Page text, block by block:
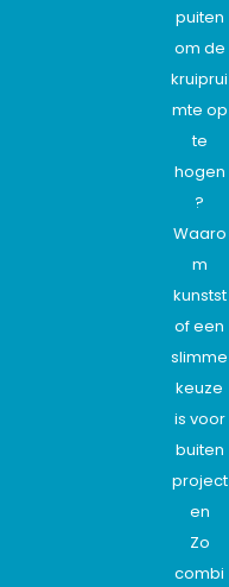
puiten
om de
kruiprui
mte op
te
hogen
?
Waaro
m
kunstst
of een
slimme
keuze
is voor
buiten
project
en
Zo
combi